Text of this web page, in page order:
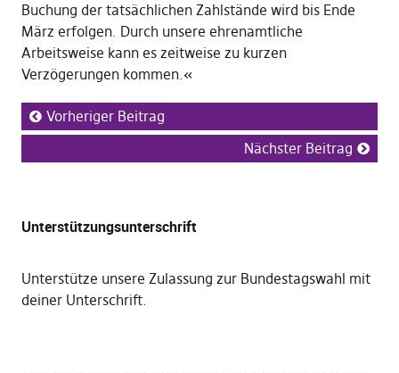
Buchung der tatsächlichen Zahlstände wird bis Ende
März erfolgen. Durch unsere ehrenamtliche
Arbeitsweise kann es zeitweise zu kurzen
Verzögerungen kommen.«
Vorheriger Beitrag
Nächster Beitrag
Unterstützungsunterschrift
Unterstütze unsere Zulassung zur Bundestagswahl mit
deiner Unterschrift.